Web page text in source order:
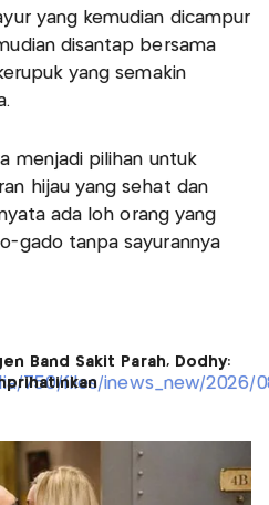
yang kemudian dicampur
disantap bersama
yang semakin
menjadi pilihan untuk
hijau yang sehat dan
ada loh orang yang
gado tanpa sayurannya
Band Sakit Parah, Dodhy: